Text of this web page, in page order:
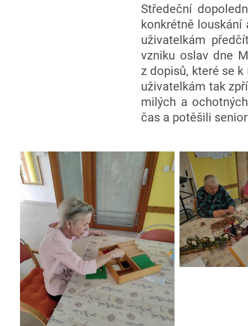
Středeční
konkrétně
uživatelkám
vzniku oslav dne
z dopisů, které se
uživatelkám tak
milých a
čas a potěšili